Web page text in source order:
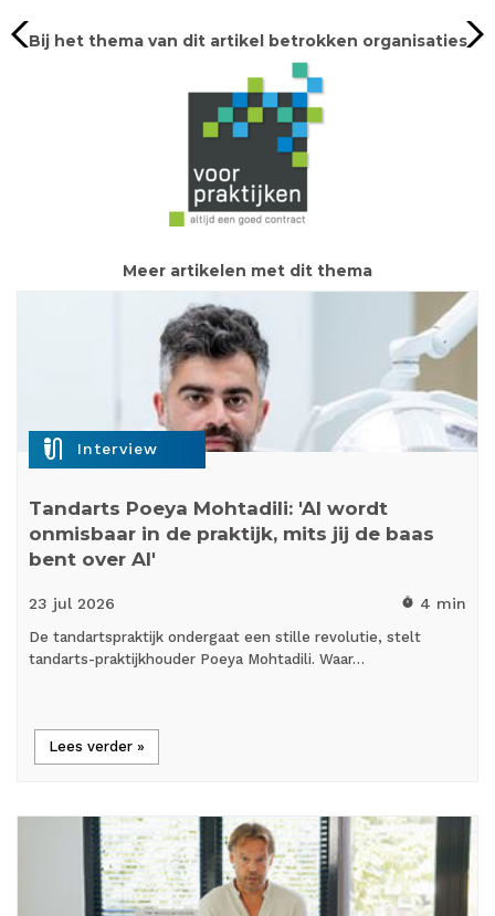
Bij het thema van dit artikel betrokken organisaties
Meer artikelen met dit thema
mic_external_on Interview
Tandarts Poeya Mohtadili: 'AI wordt
onmisbaar in de praktijk, mits jij de baas
bent over AI'
23 jul 2026 timer 4 min
De tandartspraktijk ondergaat een stille revolutie, stelt
tandarts-praktijkhouder Poeya Mohtadili. Waar…
Lees verder »